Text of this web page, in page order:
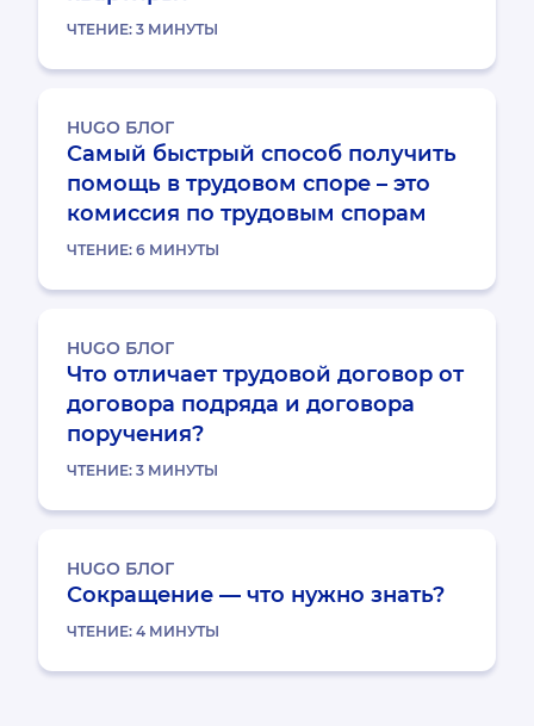
ЧТЕНИЕ: 3 МИНУТЫ
HUGO БЛОГ
Самый быстрый способ получить
помощь в трудовом споре – это
комиссия по трудовым спорам
ЧТЕНИЕ: 6 МИНУТЫ
HUGO БЛОГ
Что отличает трудовой договор от
договора подряда и договора
поручения?
ЧТЕНИЕ: 3 МИНУТЫ
HUGO БЛОГ
Сокращение — что нужно знать?
ЧТЕНИЕ: 4 МИНУТЫ